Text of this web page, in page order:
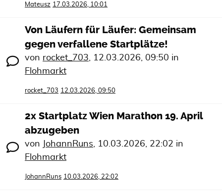
Mateusz 17.03.2026, 10:01
Von Läufern für Läufer: Gemeinsam
gegen verfallene Startplätze!
von rocket_703, 12.03.2026, 09:50 in
Flohmarkt
rocket_703 12.03.2026, 09:50
2x Startplatz Wien Marathon 19. April
abzugeben
von JohannRuns, 10.03.2026, 22:02 in
Flohmarkt
JohannRuns 10.03.2026, 22:02